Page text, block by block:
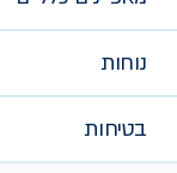
נוחות
בטיחות